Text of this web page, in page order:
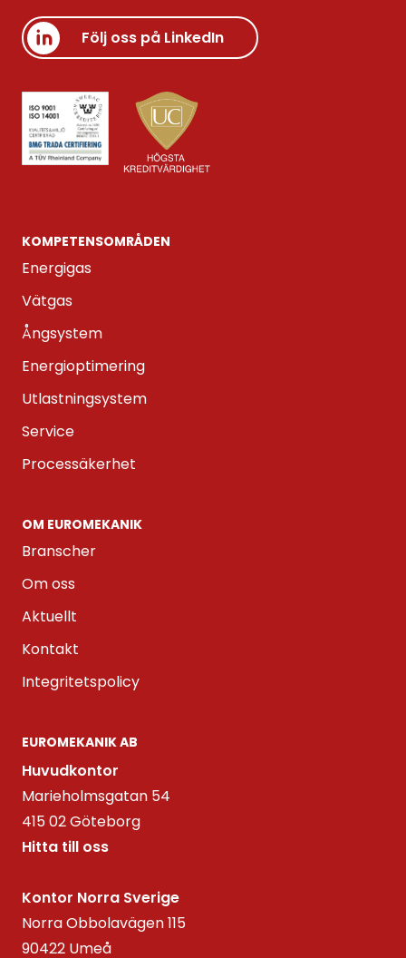
Följ oss på LinkedIn
KOMPETENS­OMRÅDEN
Energigas
Vätgas
Ångsystem
Energioptimering
Utlastningsystem
Service
Processäkerhet
OM EUROMEKANIK
Branscher
Om oss
Aktuellt
Kontakt
Integritetspolicy
EUROMEKANIK AB
Huvudkontor
Marieholmsgatan 54
415 02 Göteborg
Hitta till oss
Kontor Norra Sverige
Norra Obbolavägen 115
90422 Umeå